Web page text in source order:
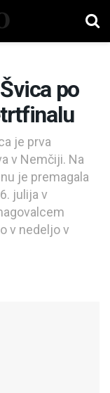
po
je prva
v Nemčiji. Na
je premagala
julija v
v nedeljo v